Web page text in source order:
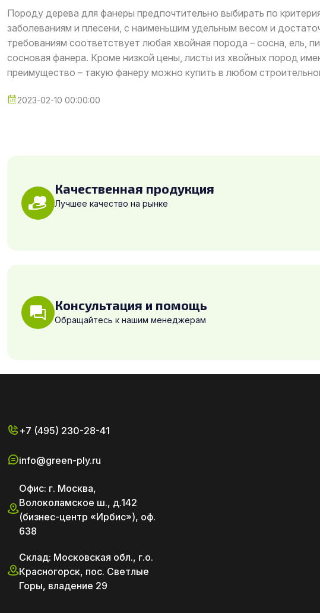
Породу дерева для фанеры предпочтительно выбирать по
заболеваниям и плесени, с наименьшим удельным весом и
требованиям соответствует любая хвойная порода – сосна, ель,
сосновая фанера. Кроме низкой цены, листы из хвойных пород
преимущество – такую фанеру можно купить в любом
2023-02-10 00:00:00
Качественная продукция
Лучшее качество на рынке
Консультация и помощь
Обращайтесь к нашим менеджерам
+7 (495) 230-28-41
info@green-ply.ru
Офис: г. Москва,
Волоколамское ш., д.142
(бизнес-центр «Ирбис»), оф.
638
Склад: Московская обл., г.о.
Красногорск, пос. Светлые
Горы, владение 29